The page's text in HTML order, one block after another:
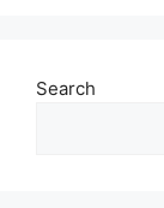
Search